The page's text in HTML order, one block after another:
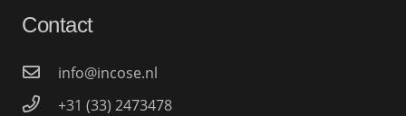
Contact
info@incose.nl
+31 (33) 2473478